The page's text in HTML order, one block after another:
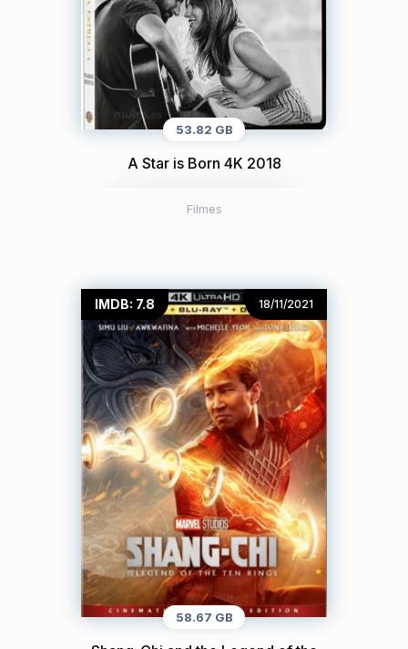
53.82 GB
A Star is Born 4K 2018
Filmes
IMDB: 7.8 18/11/2021
58.67 GB